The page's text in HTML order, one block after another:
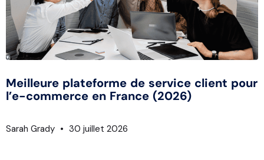
Meilleure plateforme de service client pour
l’e-commerce en France (2026)
Sarah Grady 30 juillet 2026